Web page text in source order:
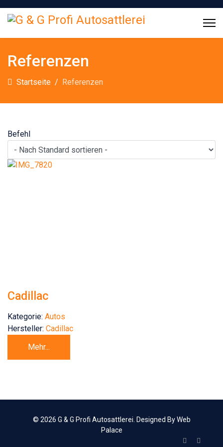
Referenzen
Startseite Referenzen
Befehl
Vorgestellt
Cadillac
Kategorie: Autos
Hersteller: Cadillac
Mehr...
© 2026 G & G Profi Autosattlerei. Designed By Web
Palace